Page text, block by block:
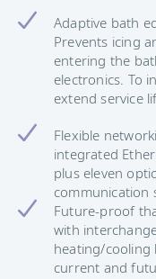
Adaptive bath
Prevents icing
entering the
electronics. To
extend service
Flexible
integrated
plus eleven
communication
Future-proof
with
heating/cooling
current and